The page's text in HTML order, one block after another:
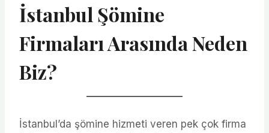
İstanbul Şömine
Firmaları Arasında Neden
Biz?
İstanbul’da şömine hizmeti veren pek çok firma